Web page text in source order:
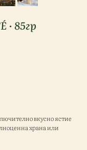
· 85гр
вкусно ястие
храна или